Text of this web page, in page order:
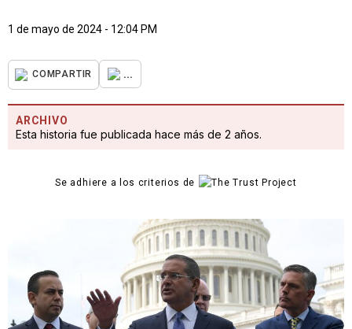
1 de mayo de 2024 - 12:04 PM
COMPARTIR ...
ARCHIVO
Esta historia fue publicada hace más de 2 años.
Se adhiere a los criterios de